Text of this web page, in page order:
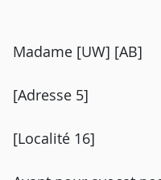
Madame [UW] [AB]
[Adresse 5]
[Localité 16]